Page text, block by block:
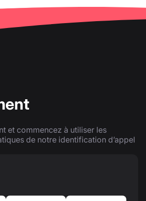
et commencez à utiliser les
de notre identification d’appel